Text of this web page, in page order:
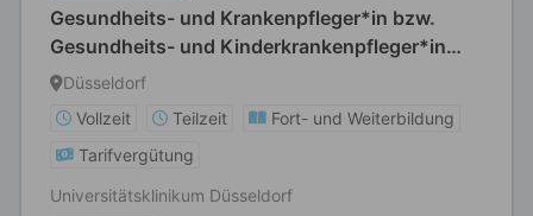
Gesundheits- und Krankenpfleger*in bzw.
Gesundheits- und Kinderkrankenpfleger*in
bzw. Fachgesundheits- und Krankenpfleger*in
Fachgesundheits- und
Kinderkrankenpfleger*in für Anästhesie und
Intensivpflege
Düsseldorf
Vollzeit
Teilzeit
Fort- und Weiterbildung
Tarifvergütung
Universitätsklinikum Düsseldorf